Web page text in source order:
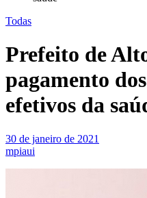
Todas
Prefeito de
pagamento
efetivos da
30 de janeiro de 2021
mpiaui